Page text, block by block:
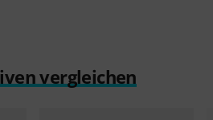
vergleichen